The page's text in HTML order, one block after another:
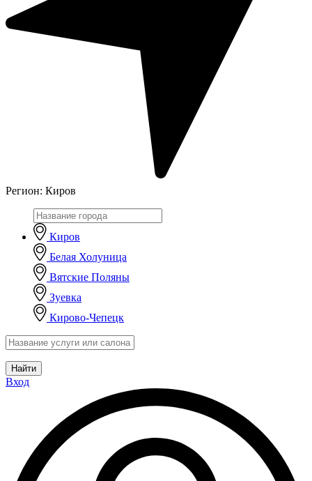
Регион: Киров
Киров
Белая Холуница
Вятские Поляны
Зуевка
Кирово-Чепецк
Найти
Вход